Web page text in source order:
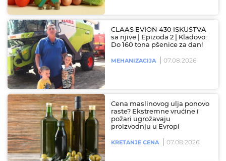
CLAAS EVION 430 ISKUSTVA
sa njive | Epizoda 2 | Kladovo:
Do 160 tona pšenice za dan!
MEHANIZACIJA 07.08.2026
Cena maslinovog ulja ponovo
raste? Ekstremne vrućine i
požari ugrožavaju
proizvodnju u Evropi
KRETANJE CENA 07.08.2026